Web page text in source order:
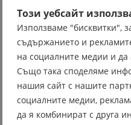
Този уебсайт
Използваме "бисквитки",
съдържанието и
на социалните медии и
Също така споделяме
нашия сайт с нашите
социалните медии,
да я комбинират с друга